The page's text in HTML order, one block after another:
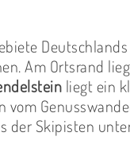
Am Ortsrand
liegt ein
vom
der Skipisten